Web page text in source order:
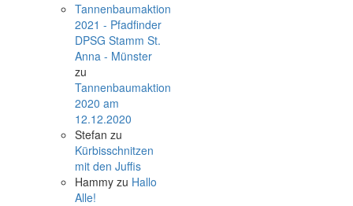
Tannenbaumaktion
2021 - Pfadfinder
DPSG Stamm St.
Anna - Münster
zu
Tannenbaumaktion
2020 am
12.12.2020
Stefan zu
Kürbisschnitzen
mit den Juffis
Hammy zu Hallo
Alle!